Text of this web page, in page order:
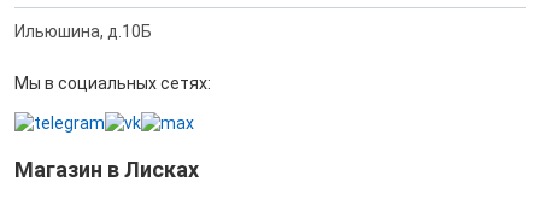
Ильюшина, д.10Б
Мы в социальных сетях:
Магазин в Лисках